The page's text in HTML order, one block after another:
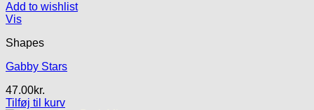
Add to wishlist
Vis
Shapes
Gabby Stars
47.00kr.
Tilføj til kurv